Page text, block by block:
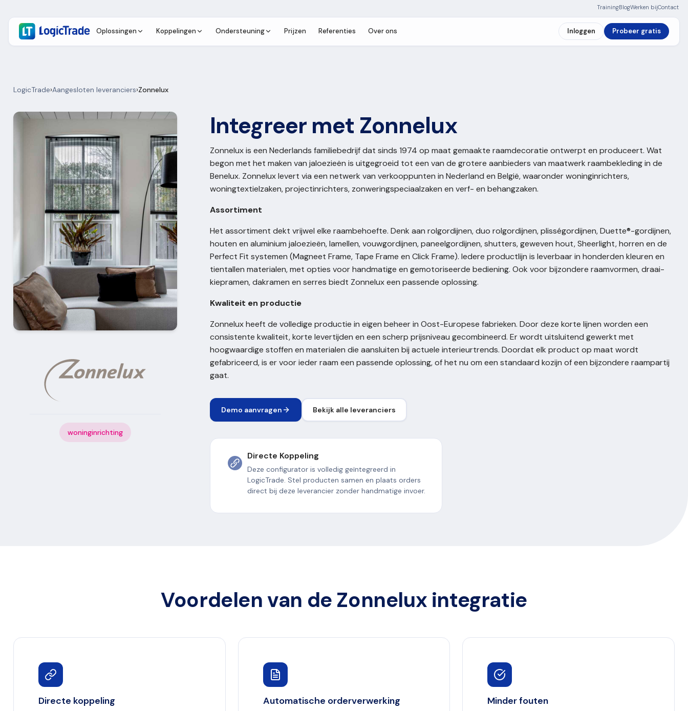
TrainingBlogWerken bijContact
Oplossingen Koppelingen Ondersteuning Prijzen Referenties Over ons Inloggen Probeer gratis
LogicTrade›Aangesloten leveranciers›Zonnelux
woninginrichting
Integreer met Zonnelux
Zonnelux is een Nederlands familiebedrijf dat sinds 1974 op maat gemaakte raamdecoratie ontwerpt en produceert. Wat
begon met het maken van jaloezieën is uitgegroeid tot een van de grotere aanbieders van maatwerk raambekleding in de
Benelux. Zonnelux levert via een netwerk van verkooppunten in Nederland en België, waaronder woninginrichters,
woningtextielzaken, projectinrichters, zonweringspeciaalzaken en verf- en behangzaken.
Assortiment
Het assortiment dekt vrijwel elke raambehoefte. Denk aan rolgordijnen, duo rolgordijnen, plisségordijnen, Duette®-gordijnen,
houten en aluminium jaloezieën, lamellen, vouwgordijnen, paneelgordijnen, shutters, geweven hout, Sheerlight, horren en de
Perfect Fit systemen (Magneet Frame, Tape Frame en Click Frame). Iedere productlijn is leverbaar in honderden kleuren en
tientallen materialen, met opties voor handmatige en gemotoriseerde bediening. Ook voor bijzondere raamvormen, draai-
kiepramen, dakramen en serres biedt Zonnelux een passende oplossing.
Kwaliteit en productie
Zonnelux heeft de volledige productie in eigen beheer in Oost-Europese fabrieken. Door deze korte lijnen worden een
consistente kwaliteit, korte levertijden en een scherp prijsniveau gecombineerd. Er wordt uitsluitend gewerkt met
hoogwaardige stoffen en materialen die aansluiten bij actuele interieurtrends. Doordat elk product op maat wordt
gefabriceerd, is er voor ieder raam een passende oplossing, of het nu om een standaard kozijn of een bijzondere raampartij
gaat.
Demo aanvragen Bekijk alle leveranciers
Directe Koppeling
Deze configurator is volledig geïntegreerd in
LogicTrade. Stel producten samen en plaats orders
direct bij deze leverancier zonder handmatige invoer.
Voordelen van de Zonnelux integratie
Directe koppeling Automatische orderverwerking Minder fouten